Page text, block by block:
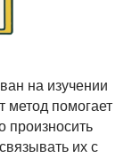
на изучении
метод помогает
произносить
их с